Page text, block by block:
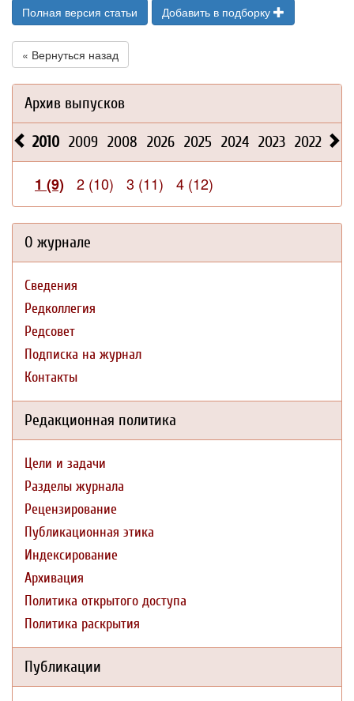
Полная версия статьи Добавить в подборку
« Вернуться назад
Архив выпусков
2010 2009 2008 2026 2025 2024 2023 2022
1 (9) 2 (10) 3 (11) 4 (12)
О журнале
Сведения
Редколлегия
Редсовет
Подписка на журнал
Контакты
Редакционная политика
Цели и задачи
Разделы журнала
Рецензирование
Публикационная этика
Индексирование
Архивация
Политика открытого доступа
Политика раскрытия
Публикации